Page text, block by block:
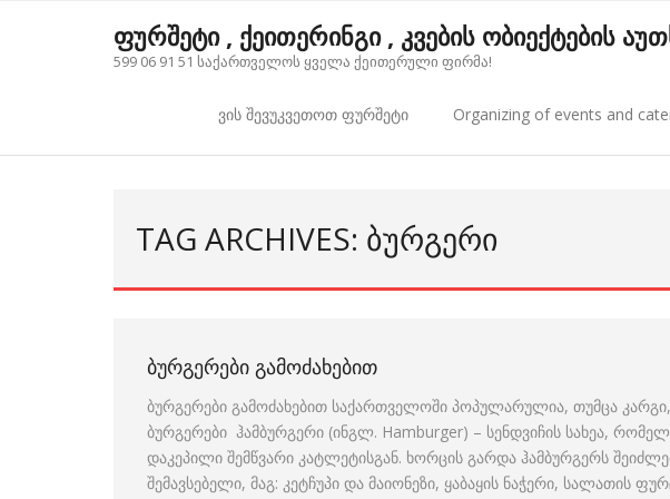
ფურშეტი , ქეითერინგი , კვების ობიექტების
599 06 91 51 საქართველოს ყველა ქეითერული ფირმა!
ვის შევუკვეთოთ ფურშეტი Organizing of events and
TAG ARCHIVES: ᲑᲣᲠᲒᲔᲠᲘ
ᲑᲣᲠᲒᲔᲠᲔᲑᲘ ᲒᲐᲛᲝᲫᲐᲮᲔᲑᲘᲗ
ბურგერები გამოძახებით საქართველოში პოპულარულია, თუმცა
ბურგერები ჰამბურგერი (ინგლ. Hamburger) – სენდვიჩის სახეა,
დაკეპილი შემწვარი კატლეტისგან. ხორცის გარდა ჰამბურგერს
შემავსებელი, მაგ: კეტჩუპი და მაიონეზი, ყაბაყის ნაჭერი, სალათის